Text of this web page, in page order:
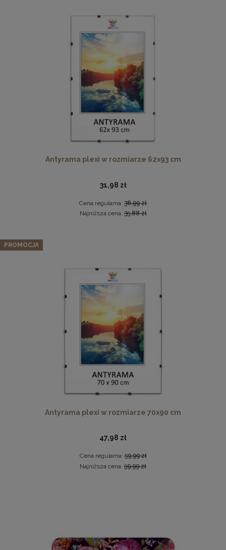
Ramka na zdjęcia 18 x 24 cm z naturalnego drewna
17,99 zł
DO KOSZYKA
Potykacz reklamowy z opalanego drewna - składana
tablica kredowa w rozmiarze 50x90 cm
89,99 zł
DO KOSZYKA
Antyrama plexi w rozmiarze 62x93 cm
31,98 zł
Cena regularna: 38,99 zł
Najniższa cena:35,88 zł
Antyrama plexi w rozmiarze 70x90 cm
47,98 zł
Cena regularna:59,99 zł
Najniższa cena: 59,99 zł
PROMOCJA